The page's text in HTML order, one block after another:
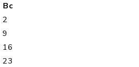
Вс
2
9
16
23